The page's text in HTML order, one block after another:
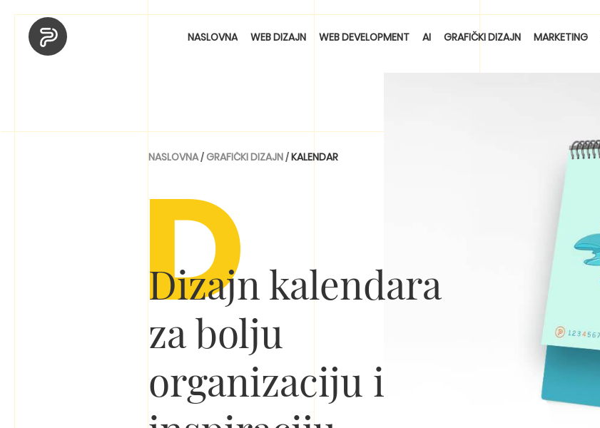
NASLOVNA WEB DIZAJN WEB DEVELOPMENT AI GRAFIČKI DIZAJN MARKETING
D
Dizajn kalendara
za bolju
organizaciju i
NASLOVNA/GRAFIČKI DIZAJN/KALENDAR